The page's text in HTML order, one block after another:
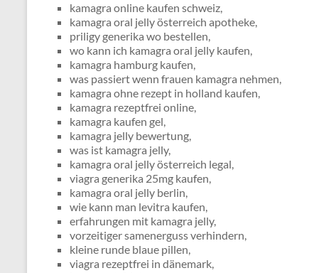
kamagra online kaufen schweiz,
kamagra oral jelly österreich apotheke,
priligy generika wo bestellen,
wo kann ich kamagra oral jelly kaufen,
kamagra hamburg kaufen,
was passiert wenn frauen kamagra nehmen,
kamagra ohne rezept in holland kaufen,
kamagra rezeptfrei online,
kamagra kaufen gel,
kamagra jelly bewertung,
was ist kamagra jelly,
kamagra oral jelly österreich legal,
viagra generika 25mg kaufen,
kamagra oral jelly berlin,
wie kann man levitra kaufen,
erfahrungen mit kamagra jelly,
vorzeitiger samenerguss verhindern,
kleine runde blaue pillen,
viagra rezeptfrei in dänemark,